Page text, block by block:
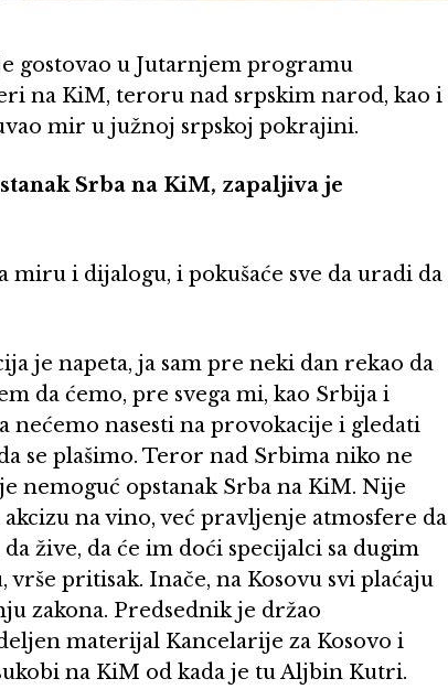
gostovao u Jutarnjem programu
na KiM, teroru nad srpskim narod, kao i
mir u južnoj srpskoj pokrajini.
Srba na KiM, zapaljiva je
miru i dijalogu, i pokušaće sve da uradi da
je napeta, ja sam pre neki dan rekao da
da ćemo, pre svega mi, kao Srbija i
nasesti na provokacije i gledati
se plašimo. Teror nad Srbima niko ne
nemoguć opstanak Srba na KiM. Nije
na vino, već pravljenje atmosfere da
žive, da će im doći specijalci sa dugim
pritisak. Inače, na Kosovu svi plaćaju
zakona. Predsednik je držao
materijal Kancelarije za Kosovo i
na KiM od kada je tu Aljbin Kutri.